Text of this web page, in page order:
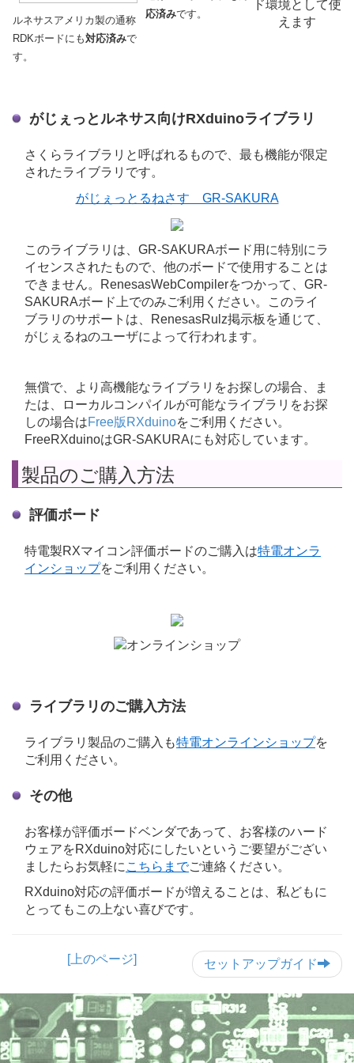
ルネサスアメリカ製の通称
RDKボードにも対応済みで
す。
応済みです。
ド環境として使
えます
がじぇっとルネサス向けRXduinoライブラリ
さくらライブラリと呼ばれるもので、最も機能が限定
されたライブラリです。
がじぇっとるねさす GR-SAKURA
このライブラリは、GR-SAKURAボード用に特別にラ
イセンスされたもので、他のボードで使用することは
できません。RenesasWebCompilerをつかって、GR-
SAKURAボード上でのみご利用ください。このライ
ブラリのサポートは、RenesasRulz掲示板を通じて、
がじぇるねのユーザによって行われます。
無償で、より高機能なライブラリをお探しの場合、ま
たは、ローカルコンパイルが可能なライブラリをお探
しの場合はFree版RXduinoをご利用ください。
FreeRXduinoはGR-SAKURAにも対応しています。
製品のご購入方法
評価ボード
特電製RXマイコン評価ボードのご購入は特電オンラ
インショップをご利用ください。
ライブラリのご購入方法
ライブラリ製品のご購入も特電オンラインショップを
ご利用ください。
その他
お客様が評価ボードベンダであって、お客様のハード
ウェアをRXduino対応にしたいというご要望がござい
ましたらお気軽に こちらまでご連絡ください。
RXduino対応の評価ボードが増えることは、私どもに
とってもこの上ない喜びです。
セットアップガイド
[上のページ]